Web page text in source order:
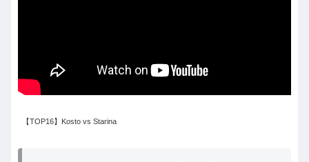
【TOP16】Kosto vs Starina